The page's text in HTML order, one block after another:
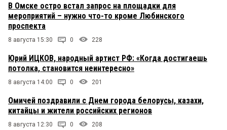
В Омске остро встал запрос на площадки для
мероприятий – нужно что-то кроме Любинского
проспекта
8 августа 15:30 0 228
Юрий ИЦКОВ, народный артист РФ: «Когда достигаешь
потолка, становится неинтересно»
8 августа 14:00 0 201
Омичей поздравили с Днем города белорусы, казахи,
китайцы и жители российских регионов
8 августа 12:30 0 208